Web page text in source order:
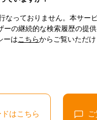
なっておりません。本サー
の継続的な検索履歴の提
ーはこちらからご覧いただ
はこちら